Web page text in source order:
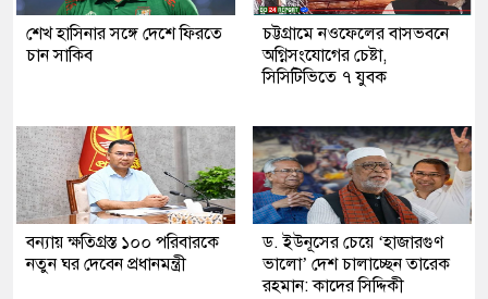
শেখ হাসিনার সঙ্গে দেশে ফিরতে
চান সাকিব
চট্টগ্রামে নওফেলের বাসভবনে
অগ্নিসংযোগের চেষ্টা,
সিসিটিভিতে ৭ যুবক
বন্যায় ক্ষতিগ্রস্ত ১০০ পরিবারকে
নতুন ঘর দেবেন প্রধানমন্ত্রী
ড. ইউনূসের চেয়ে ‘হাজারগুণ
ভালো’ দেশ চালাচ্ছেন তারেক
রহমান: কাদের সিদ্দিকী